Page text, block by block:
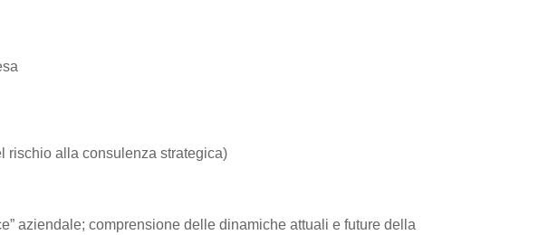
rischio alla consulenza strategica)
aziendale; comprensione delle dinamiche attuali e future della